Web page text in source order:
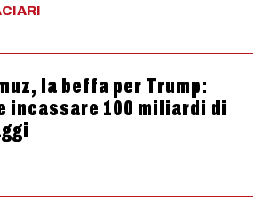
la beffa per Trump:
incassare 100 miliardi di